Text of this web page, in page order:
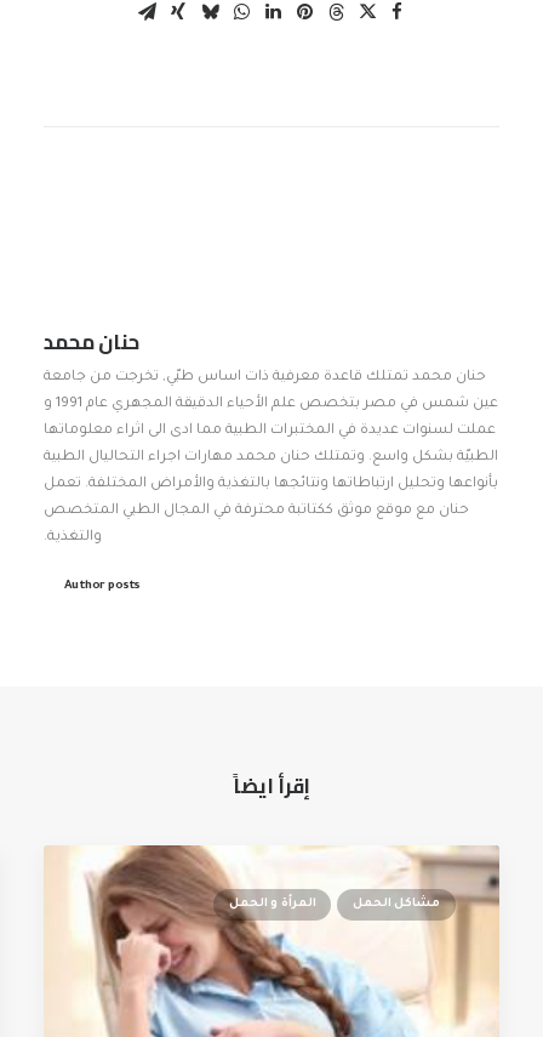
حنان محمد
حنان محمد تمتلك قاعدة معرفية ذات اساس طبّي, تخرجت من جامعة
عين شمس في مصر بتخصص علم الأحياء الدقيقة المجهري عام 1991 و
عملت لسنوات عديدة في المختبرات الطبية مما ادى الى اثراء معلوماتها
الطبيّة بشكل واسع. وتمتلك حنان محمد مهارات اجراء التحاليال الطبية
بأنواعها وتحليل ارتباطاتها ونتائجها بالتغذية والأمراض المختلفة. تعمل
حنان مع موقع موثق ككتاتبة محترفة في المجال الطبي المتخصص
والتغذية.
Author posts
إقرأ ايضاً
مشاكل الحمل المرأة و الحمل